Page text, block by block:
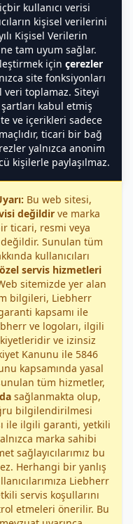
kullanıcı verisi
kişisel verilerini
Kişisel Verilerin
tam uyum sağlar.
için çerezler
site fonksiyonları
veri toplamaz. Siteyi
kabul etmiş
ve içerikleri sadece
ticari bir bağ
yalnızca anonim
kişilerle paylaşılmaz.
Bu web sitesi,
değildirve marka
ticari, resmi veya
Sunulan tüm
kullanıcıları
servis hizmetleri
sitemizde yer alan
bilgileri, Liebherr
kapsamı ile
ve logoları, ilgili
ve izinsiz
Kanunu ile 5846
kapsamında yasal
tüm hizmetler,
sağlanmakta olup,
bilgilendirilmesi
ile ilgili garanti, yetkili
marka sahibi
sağlayıcılarımız bu
Herhangi bir yanlış
Liebherr
servis koşullarını
etmeleri önerilir. Bu